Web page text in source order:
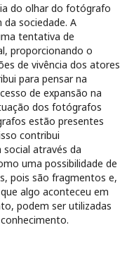
do olhar do fotógrafo
sociedade. A
tentativa de
proporcionando o
de vivência dos atores
para pensar na
de expansão na
dos fotógrafos
estão presentes
contribui
através da
uma possibilidade de
pois são fragmentos e,
algo aconteceu em
podem ser utilizadas